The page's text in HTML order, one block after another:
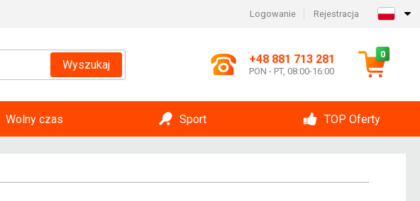
Logowanie Rejestracja
Wyszukaj +48 881 713 281
PON - PT, 08:00-16:00
0
Wolny czas Sport TOP Oferty